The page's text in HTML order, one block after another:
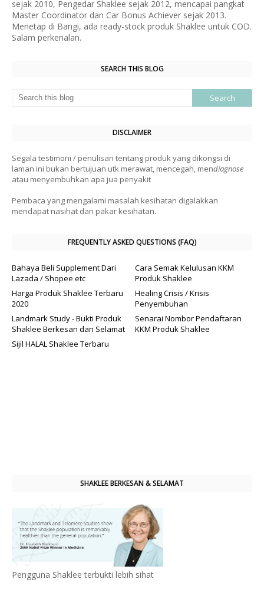
sejak 2010, Pengedar Shaklee sejak 2012, mencapai pangkat
Master Coordinator dan Car Bonus Achiever sejak 2013.
Menetap di Bangi, ada ready-stock produk Shaklee untuk COD.
Salam perkenalan.
SEARCH THIS BLOG
DISCLAIMER
Segala testimoni / penulisan tentang produk yang dikongsi di
laman ini bukan bertujuan utk merawat, mencegah, mendiagnose
atau menyembuhkan apa jua penyakit
Pembaca yang mengalami masalah kesihatan digalakkan
mendapat nasihat dari pakar kesihatan.
FREQUENTLY ASKED QUESTIONS (FAQ)
Bahaya Beli Supplement Dari
Lazada / Shopee etc
Cara Semak Kelulusan KKM
Produk Shaklee
Harga Produk Shaklee Terbaru
2020
Healing Crisis / Krisis
Penyembuhan
Landmark Study - Bukti Produk
Shaklee Berkesan dan Selamat
Senarai Nombor Pendaftaran
KKM Produk Shaklee
Sijil HALAL Shaklee Terbaru
SHAKLEE BERKESAN & SELAMAT
Pengguna Shaklee terbukti lebih sihat